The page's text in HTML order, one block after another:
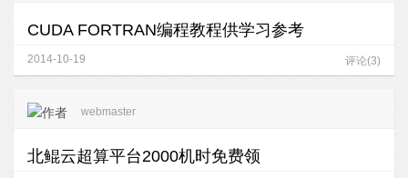
CUDA FORTRAN编程教程供学习参考
2014-10-19 评论(3)
webmaster
北鲲云超算平台2000机时免费领